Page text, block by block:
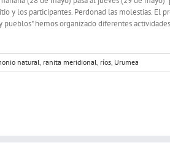
y los participantes. Perdonad las molestias. El
pueblos" hemos organizado diferentes
natural, ranita meridional, ríos, Urumea